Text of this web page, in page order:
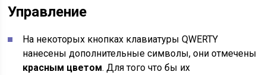
Управление
На некоторых кнопках клавиатуры QWERTY
нанесены дополнительные символы, они отмечены
красным цветом. Для того что бы их